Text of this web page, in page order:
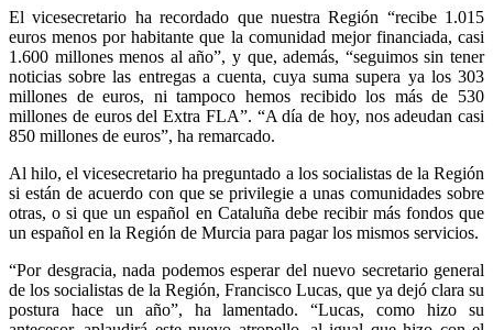
El vicesecretario ha recordado que nuestra Región “recibe 1.015
euros menos por habitante que la comunidad mejor financiada, casi
1.600 millones menos al año”, y que, además, “seguimos sin tener
noticias sobre las entregas a cuenta, cuya suma supera ya los 303
millones de euros, ni tampoco hemos recibido los más de 530
millones de euros del Extra FLA”. “A día de hoy, nos adeudan casi
850 millones de euros”, ha remarcado.
Al hilo, el vicesecretario ha preguntado a los socialistas de la Región
si están de acuerdo con que se privilegie a unas comunidades sobre
otras, o si que un español en Cataluña debe recibir más fondos que
un español en la Región de Murcia para pagar los mismos servicios.
“Por desgracia, nada podemos esperar del nuevo secretario general
de los socialistas de la Región, Francisco Lucas, que ya dejó clara su
postura hace un año”, ha lamentado. “Lucas, como hizo su